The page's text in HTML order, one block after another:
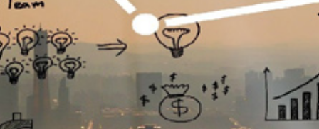
تماس
درباره
ما